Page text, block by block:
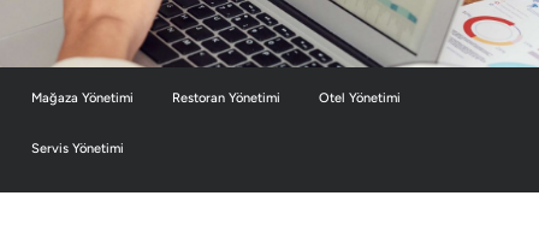
Mağaza Yönetimi Restoran Yönetimi Otel Yönetimi
Servis Yönetimi